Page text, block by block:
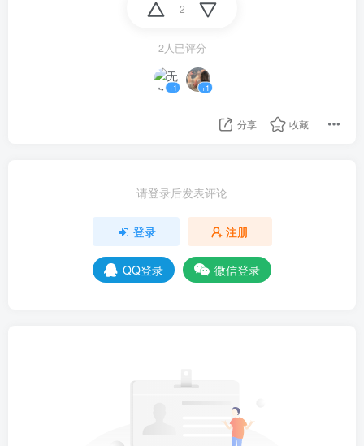
2
2人已评分
+1 +1
分享 收藏
请登录后发表评论
登录 注册
QQ登录 微信登录